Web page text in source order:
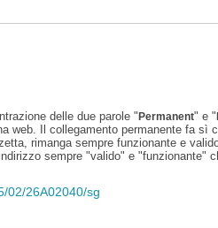
delle due parole "Permanent" e "
web. Il collegamento permanente fa
rimanga sempre funzionante e
sempre "valido" e
02/26A02040/sg